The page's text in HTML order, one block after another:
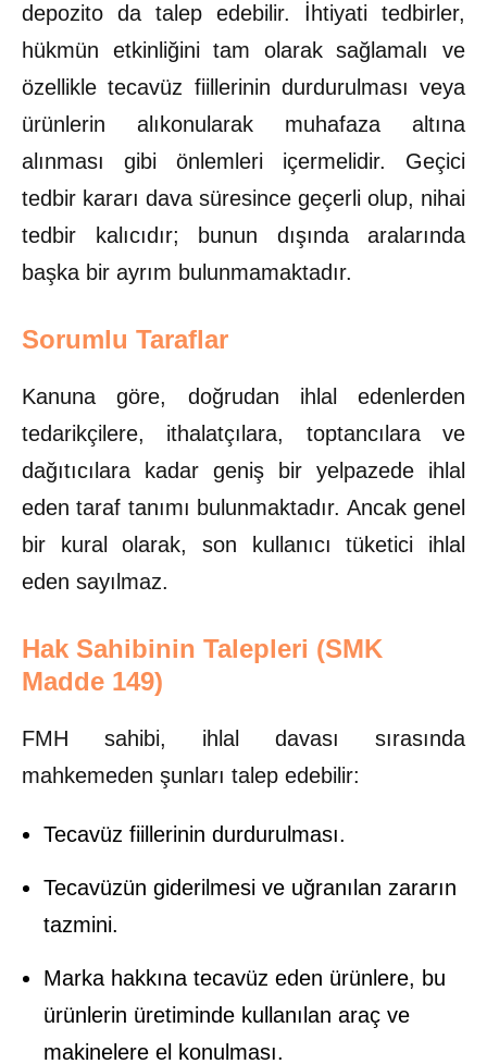
depozito da talep edebilir. İhtiyati tedbirler,
hükmün etkinliğini tam olarak sağlamalı ve
özellikle tecavüz fiillerinin durdurulması veya
ürünlerin alıkonularak muhafaza altına
alınması gibi önlemleri içermelidir. Geçici
tedbir kararı dava süresince geçerli olup, nihai
tedbir kalıcıdır; bunun dışında aralarında
başka bir ayrım bulunmamaktadır.
Sorumlu Taraflar
Kanuna göre, doğrudan ihlal edenlerden
tedarikçilere, ithalatçılara, toptancılara ve
dağıtıcılara kadar geniş bir yelpazede ihlal
eden taraf tanımı bulunmaktadır. Ancak genel
bir kural olarak, son kullanıcı tüketici ihlal
eden sayılmaz.
Hak Sahibinin Talepleri (SMK
Madde 149)
FMH sahibi, ihlal davası sırasında
mahkemeden şunları talep edebilir:
Tecavüz fiillerinin durdurulması.
Tecavüzün giderilmesi ve uğranılan zararın
tazmini.
Marka hakkına tecavüz eden ürünlere, bu
ürünlerin üretiminde kullanılan araç ve
makinelere el konulması.